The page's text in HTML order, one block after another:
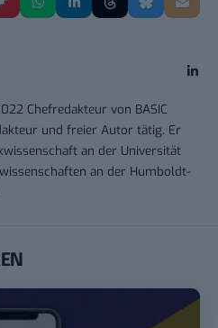
Chefredakteur von BASIC
und freier Autor tätig. Er
an der Universität
an der Humboldt-